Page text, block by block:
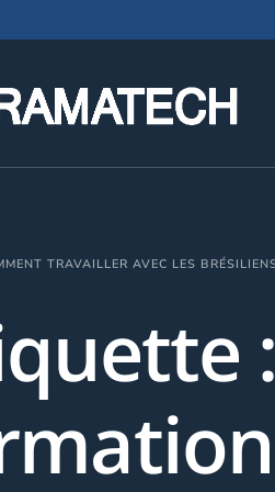
TRAVAILLER AVEC LES
: